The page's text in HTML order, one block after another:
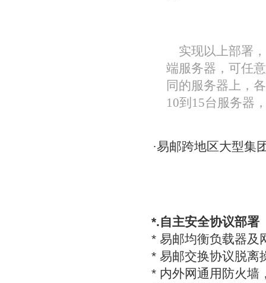
实现以上部署
端服务器，可任
同的服务器上，
10到15台服务器
·易邮跨地区大型集
*.自主安全协议部署
* 易邮均衡负载器及
* 易邮交换协议脱离
* 内外网通用防火墙